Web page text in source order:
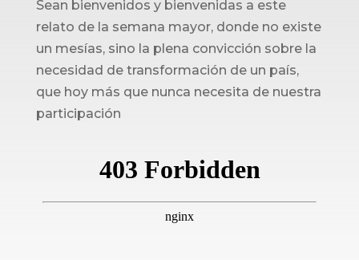
Sean bienvenidos y bienvenidas a este
relato de la semana mayor, donde no existe
un mesías, sino la plena convicción sobre la
necesidad de transformación de un país,
que hoy más que nunca necesita de nuestra
participación